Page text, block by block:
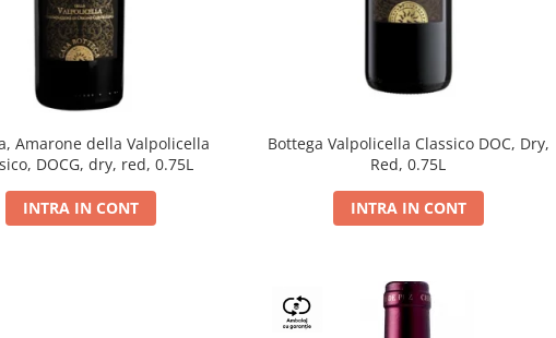
Amarone della Valpolicella
DOCG, dry, red, 0.75L
INTRA IN CONT
Bottega Valpolicella Classico DOC, Dry,
Red, 0.75L
INTRA IN CONT